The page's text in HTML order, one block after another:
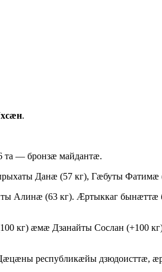
.
— бронзæ майдантæ.
Данæ (57 кг), Гæбуты
Алинæ (63 кг). Æртыккаг бынæттæ
кг) æмæ Дзанайты Сослан (+100
республикæйы дзюдоисттæ,